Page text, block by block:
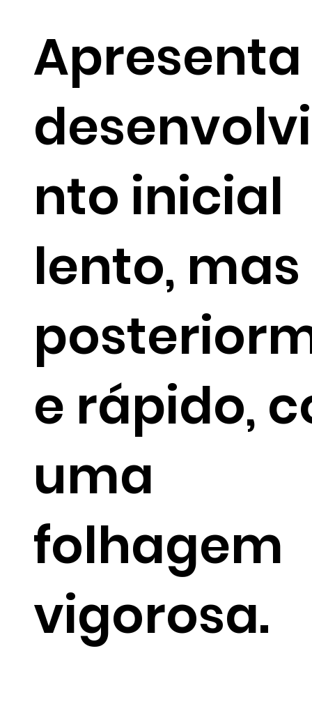
nto inicial
lento, mas
e rápido,
uma
folhagem
vigorosa.